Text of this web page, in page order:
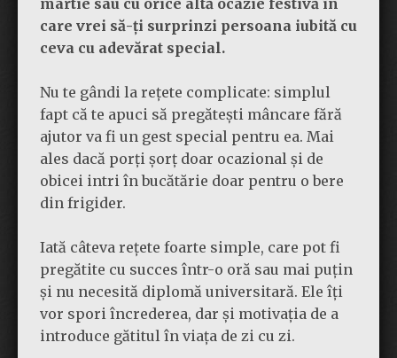
martie sau cu orice altă ocazie festivă în
care vrei să-ți surprinzi persoana iubită cu
ceva cu adevărat special.
Nu te gândi la rețete complicate: simplul
fapt că te apuci să pregătești mâncare fără
ajutor va fi un gest special pentru ea. Mai
ales dacă porți șorț doar ocazional și de
obicei intri în bucătărie doar pentru o bere
din frigider.
Iată câteva rețete foarte simple, care pot fi
pregătite cu succes într-o oră sau mai puțin
și nu necesită diplomă universitară. Ele îți
vor spori încrederea, dar și motivația de a
introduce gătitul în viața de zi cu zi.